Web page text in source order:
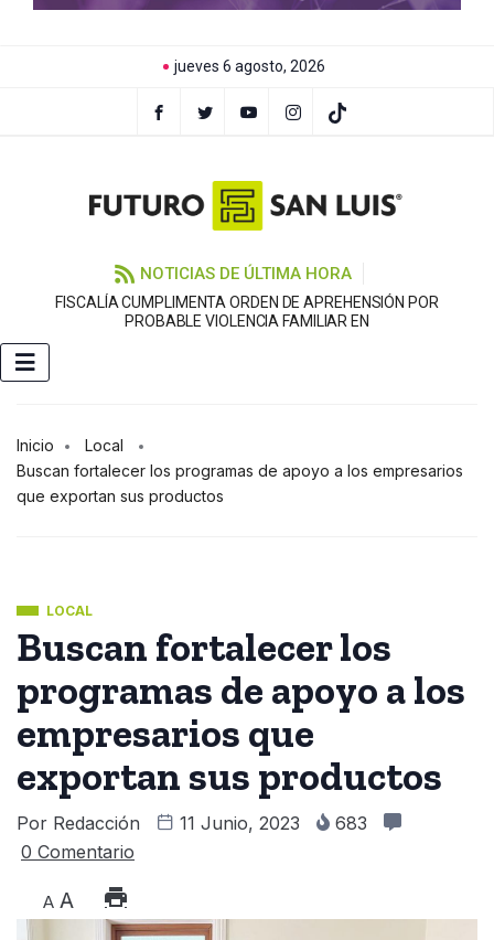
jueves 6 agosto, 2026
NOTICIAS DE ÚLTIMA HORA
FISCALÍA CUMPLIMENTA ORDEN DE APREHENSIÓN POR
PROBABLE VIOLENCIA FAMILIAR EN
Inicio
Local
Buscan fortalecer los programas de apoyo a los empresarios
que exportan sus productos
LOCAL
Buscan fortalecer los
programas de apoyo a los
empresarios que
exportan sus productos
Por Redacción 11 Junio, 2023
683
0 Comentario
A A